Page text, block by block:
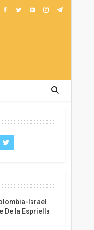
Israel
De la Espriella